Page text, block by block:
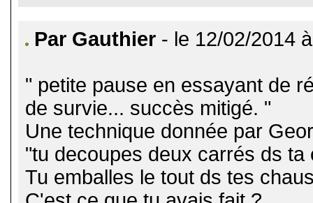
Par Gauthier - le 12/02/2014
" petite pause en essayant de
de survie... succès mitigé. "
Une technique donnée par
"tu decoupes deux carrés ds
Tu emballes le tout ds tes